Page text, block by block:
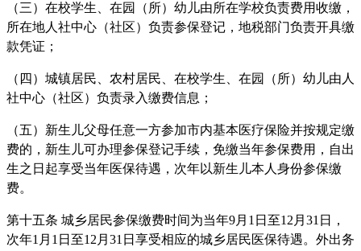
（三）在校学生、在园（所）幼儿由所在学校负责费用收缴，
所在地人社中心（社区）负责参保登记，地税部门负责开具缴
款凭证；
（四）城镇居民、农村居民、在校学生、在园（所）幼儿由人
社中心（社区）负责录入缴费信息；
（五）新生儿父母任意一方参加市内基本医疗保险并按规定缴
费的，新生儿可办理参保登记手续，免缴当年参保费用，自出
生之日起享受当年医保待遇，次年以新生儿本人身份参保缴
费。
第十五条 城乡居民参保缴费时间为当年9月1日至12月31日，
次年1月1日至12月31日享受相应的城乡居民医保待遇。外出务